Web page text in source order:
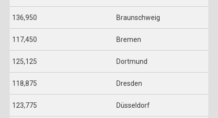
136,950 Braunschweig
117,450 Bremen
125,125 Dortmund
118,875 Dresden
123,775 Düsseldorf